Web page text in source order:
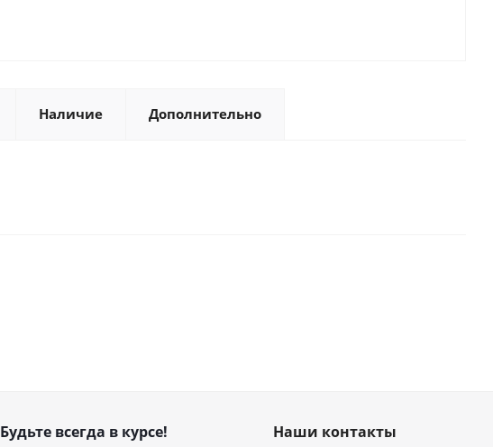
Наличие Дополнительно
Будьте всегда в курсе! Наши контакты